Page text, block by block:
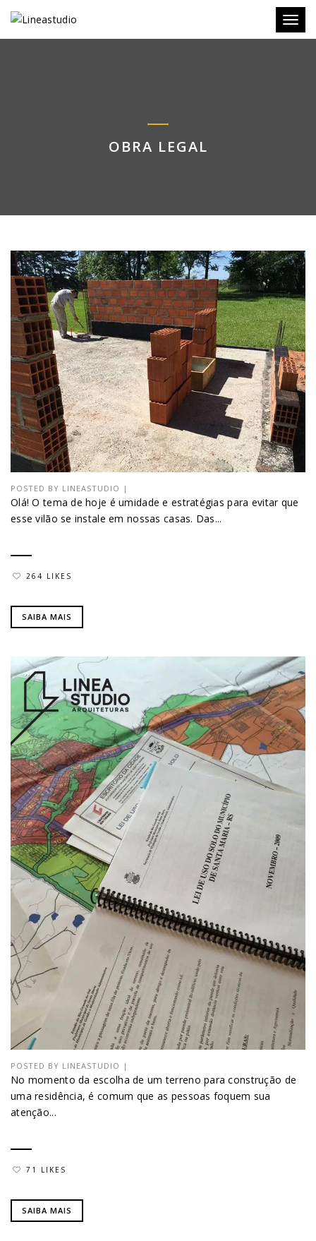
OBRA LEGAL
POSTED BY LINEASTUDIO |
Olá! O tema de hoje é umidade e estratégias para evitar que
esse vilão se instale em nossas casas. Das...
264 LIKES
SAIBA MAIS
POSTED BY LINEASTUDIO |
No momento da escolha de um terreno para construção de
uma residência, é comum que as pessoas foquem sua
atenção...
71 LIKES
SAIBA MAIS